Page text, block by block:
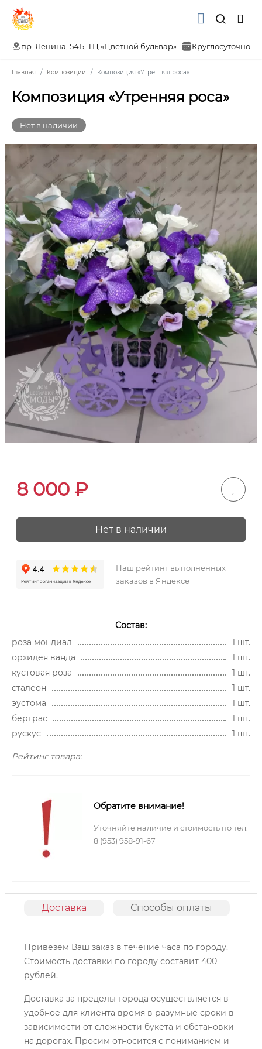
пр. Ленина, 54Б, ТЦ «Цветной бульвар» Круглосуточно
Главная Композиции Композиция «Утренняя роса»
Композиция «Утренняя роса»
Нет в наличии
8 000 ₽
Нет в наличии
Наш рейтинг выполненных
заказов в Яндексе
Состав:
роза мондиал
1 шт.
орхидея ванда
1 шт.
кустовая роза
1 шт.
сталеон
1 шт.
эустома
1 шт.
берграс
1 шт.
рускус
1 шт.
Рейтинг товара:
Обратите внимание!
Уточняйте наличие и стоимость по тел:
8 (953) 958-91-67
Доставка Способы оплаты
Привезем Ваш заказ в течение часа по городу.
Cтоимость доставки по городу составит 400
рублей.
Доставка за пределы города осуществляется в
удобное для клиента время в разумные сроки в
зависимости от сложности букета и обстановки
на дорогах. Просим относится с пониманием и